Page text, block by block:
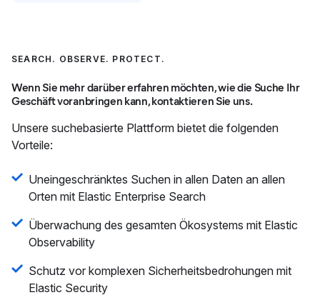
SEARCH. OBSERVE. PROTECT.
Wenn Sie mehr darüber erfahren möchten, wie die Suche Ihr
Geschäft voranbringen kann, kontaktieren Sie uns.
Unsere suchebasierte Plattform bietet die folgenden
Vorteile:
Uneingeschränktes Suchen in allen Daten an allen
Orten mit Elastic Enterprise Search
Überwachung des gesamten Ökosystems mit Elastic
Observability
Schutz vor komplexen Sicherheitsbedrohungen mit
Elastic Security